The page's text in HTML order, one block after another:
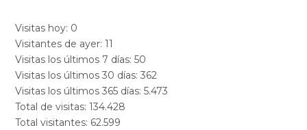
Visitas hoy: 0
Visitantes de ayer:11
Visitas los últimos 7 días:50
Visitas los últimos 30 días:362
Visitas los últimos 365 días:5.473
Total de visitas:134.428
Total visitantes: 62.599